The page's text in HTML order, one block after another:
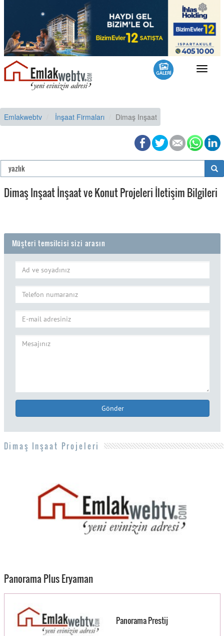
Toggle
Emlakwebtv İnşaat Firmaları Dimaş Inşaat
Dimaş Inşaat İnşaat ve Konut Projeleri İletişim Bilgileri
Müşteri temsilcisi sizi arasın
Gönder
Dimaş Inşaat Projeleri
Panorama Plus Eryaman
Panorama Prestij